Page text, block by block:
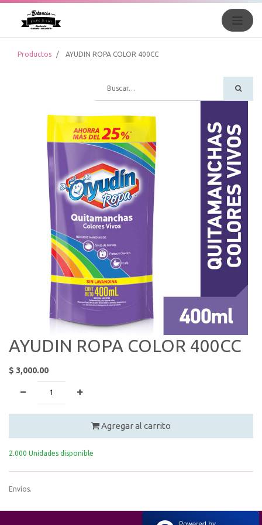
Productos AYUDIN ROPA COLOR 400CC
AYUDIN ROPA COLOR 400CC
$ 3,000.00
Agregar al carrito
2.000 Unidades disponible
Envíos.